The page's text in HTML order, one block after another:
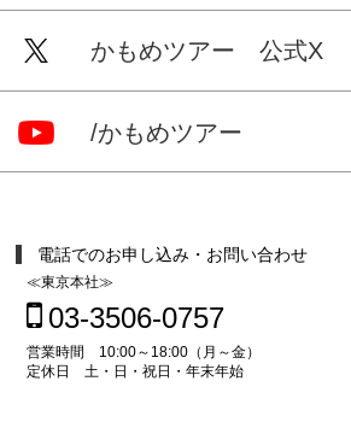
かもめツアー 公式X
/かもめツアー
電話でのお申し込み・お問い合わせ
≪東京本社≫
03-3506-0757
営業時間 10:00～18:00（月～金）
定休日 土・日・祝日・年末年始